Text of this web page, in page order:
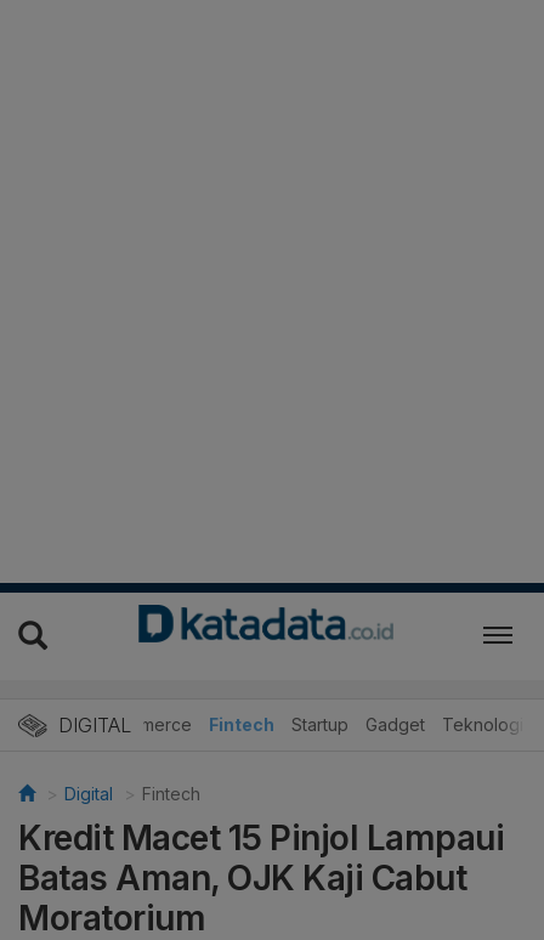
DIGITAL
E-Commerce Fintech Startup Gadget Teknologi
Digital Fintech
Kredit Macet 15 Pinjol Lampaui
Batas Aman, OJK Kaji Cabut
Moratorium